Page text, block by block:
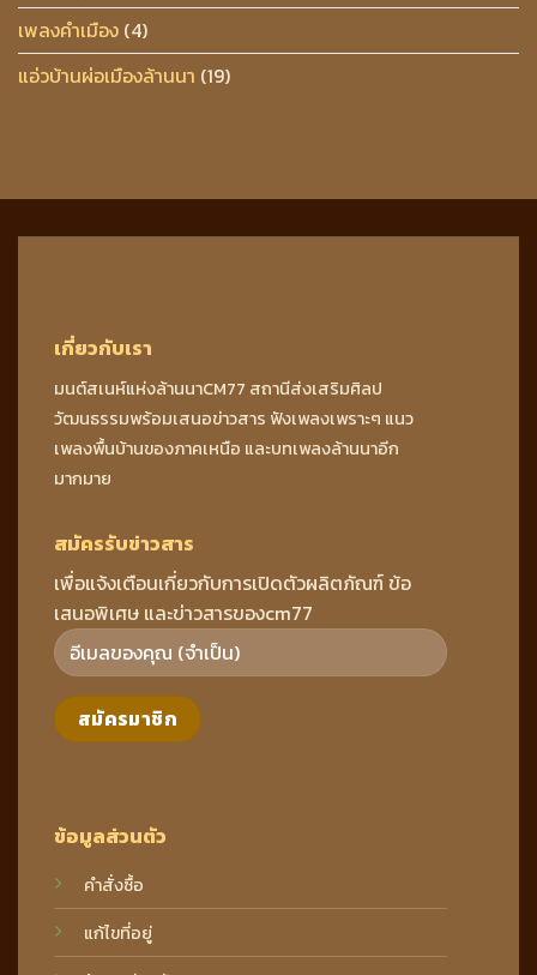
เพลงคำเมือง (4)
แอ่วบ้านผ่อเมืองล้านนา (19)
เกี่ยวกับเรา
มนต์สเนห์แห่งล้านนาCM77 สถานีส่งเสริมศิลป
วัฒนธรรมพร้อมเสนอข่าวสาร ฟังเพลงเพราะๆ แนว
เพลงพื้นบ้านของภาคเหนือ และบทเพลงล้านนาอีก
มากมาย
ข้อมูลส่วนตัว
คำสั่งซื้อ
แก้ไขที่อยู่
สมัครรับข่าวสาร
เพื่อแจ้งเตือนเกี่ยวกับการเปิดตัวผลิตภัณฑ์ ข้อ
เสนอพิเศษ และข่าวสารของcm77